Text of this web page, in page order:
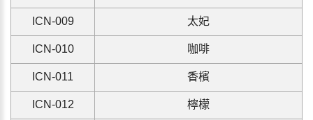
ICN-009 太妃
ICN-010 咖啡
ICN-011 香檳
ICN-012 檸檬